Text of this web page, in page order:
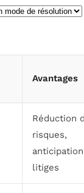
Avantages
Réduction
risques,
litiges